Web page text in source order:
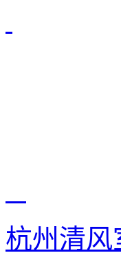
杭州清